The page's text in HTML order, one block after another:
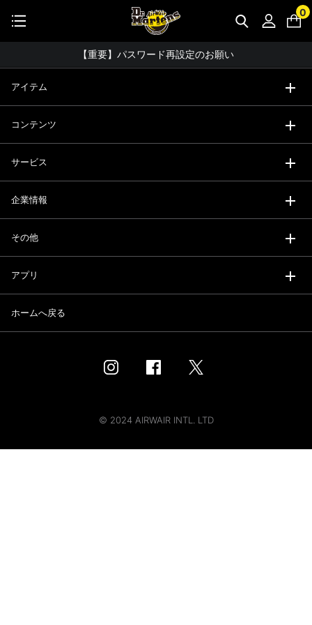
0
公式アプリで最大3,000円バック！
【重要】パスワード再設定のお願い
お友達にポイントをプレゼントできる機能が新登場！
ドクターマーチン公式アプリをダウンロード！
コーディネート詳細 TOPへ
アイテム
コンテンツ
サービス
企業情報
その他
アプリ
ホームへ戻る
© 2024 AIRWAIR INTL. LTD